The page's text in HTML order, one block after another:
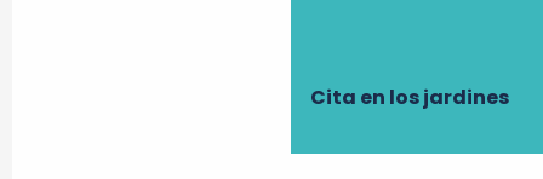
Cita en los jardines